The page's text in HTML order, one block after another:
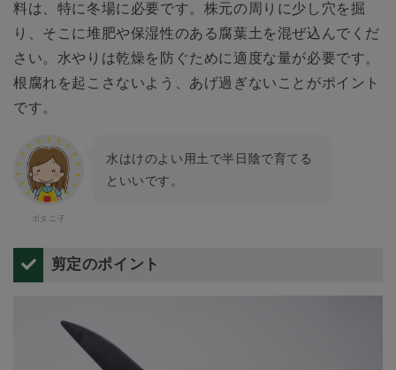
料は、特に冬場に必要です。株元の周りに少し穴を掘
り、そこに堆肥や保湿性のある腐葉土を混ぜ込んでくだ
さい。水やりは乾燥を防ぐために適度な量が必要です。
根腐れを起こさないよう、あげ過ぎないことがポイント
です。
水はけのよい用土で半日陰で育てる
といいです。
剪定のポイント